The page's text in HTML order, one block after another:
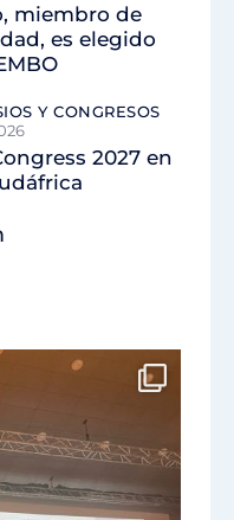
miembro de
es elegido
Y CONGRESOS
2027 en